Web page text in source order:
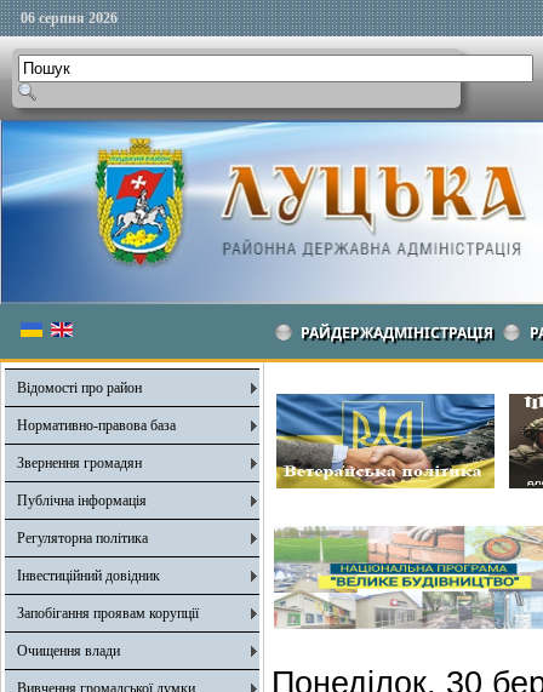
06 серпня 2026
РАЙДЕРЖАДМІНІСТРАЦІЯ
Відомості про район
Нормативно-правова база
Звернення громадян
Публічна інформація
Регуляторна політика
Інвестиційний довідник
Запобігання проявам корупції
Очищення влади
Вивчення громадської думки Понеділок, 30